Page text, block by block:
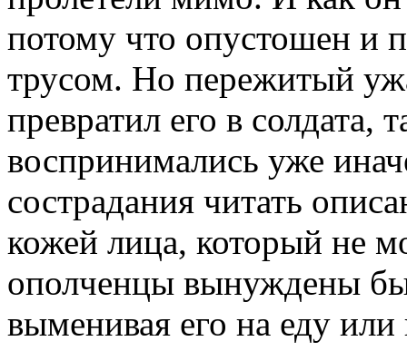
потому что опустошен и
трусом. Но пережитый
превратил его в
воспринимались уже
сострадания читать
кожей лица, который не
ополченцы вынуждены
выменивая его на еду